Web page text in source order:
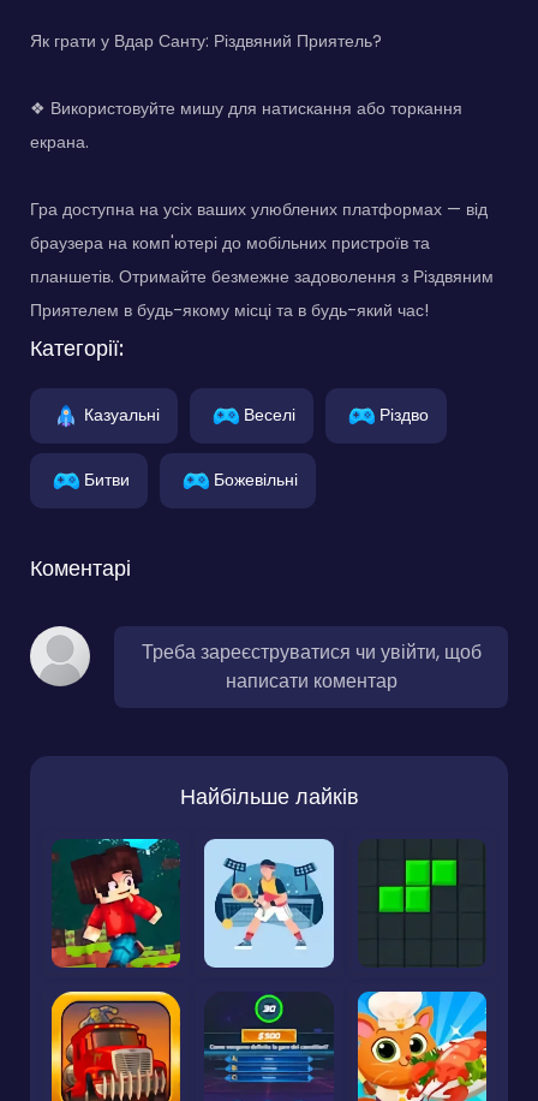
Як грати у Вдар Санту: Різдвяний Приятель?
❖ Використовуйте мишу для натискання або торкання
екрана.
Гра доступна на усіх ваших улюблених платформах — від
браузера на комп'ютері до мобільних пристроїв та
планшетів. Отримайте безмежне задоволення з Різдвяним
Приятелем в будь-якому місці та в будь-який час!
Категорії:
Казуальні Веселі Різдво
Битви Божевільні
Коментарі
Треба зареєструватися чи увійти, щоб
написати коментар
Найбільше лайків